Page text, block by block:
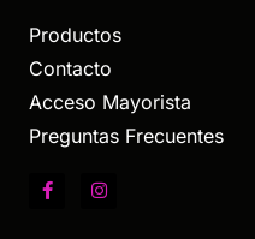
Productos
Contacto
Acceso Mayorista
Preguntas Frecuentes